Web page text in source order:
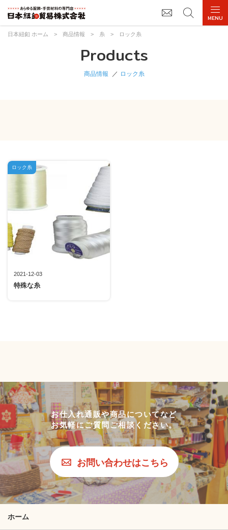
日本紐釦 ホーム > 商品情報 > 糸 > ロック糸
Products
商品情報 ロック糸
2021-12-03
特殊な糸
ロック糸
お仕入れ通販や商品についてなど
お気軽にご質問ご相談ください。
お問い合わせはこちら
ホーム